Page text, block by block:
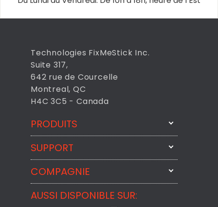
Technologies FixMeStick Inc.
Suite 317,
642 rue de Courcelle
Montreal, QC
H4C 3C5 - Canada
PRODUITS
FixMeStick
BackMeUp
CheckMeMessage
SUPPORT
Contactez-nous par courriel
COMPAGNIE
À propos
AUSSI DISPONIBLE SUR: